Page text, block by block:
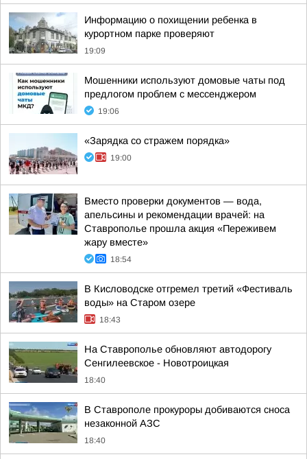
Информацию о похищении ребенка в
курортном парке проверяют
19:09
Мошенники используют домовые чаты под
предлогом проблем с мессенджером
19:06
«Зарядка со стражем порядка»
19:00
Вместо проверки документов — вода,
апельсины и рекомендации врачей: на
Ставрополье прошла акция «Переживем
жару вместе»
18:54
В Кисловодске отгремел третий «Фестиваль
воды» на Старом озере
18:43
На Ставрополье обновляют автодорогу
Сенгилеевское - Новотроицкая
18:40
В Ставрополе прокуроры добиваются сноса
незаконной АЗС
18:40